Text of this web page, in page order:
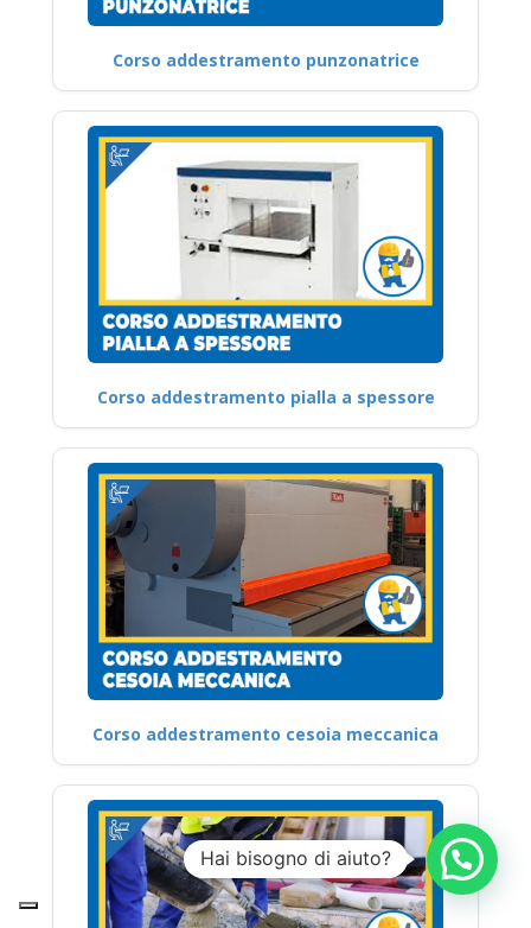
Corso addestramento punzonatrice
Corso addestramento pialla a spessore
Corso addestramento cesoia meccanica
Hai bisogno di aiuto?